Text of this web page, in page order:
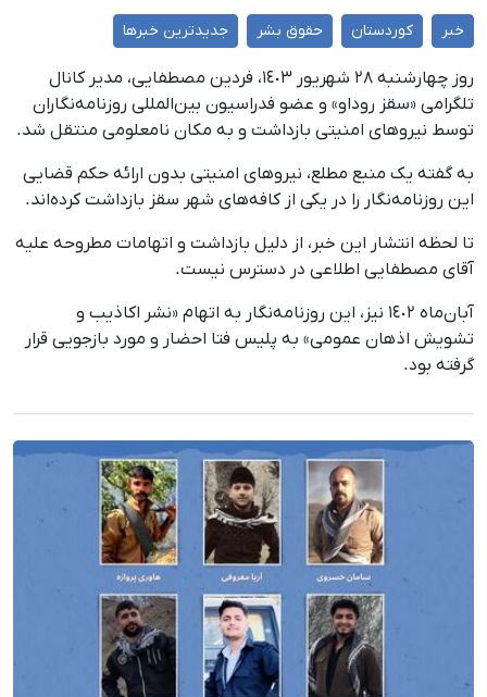
خبر کوردستان حقوق بشر جدیدترین خبرها
روز چهارشنبه ٢٨ شهریور ١٤٠٣، فردین مصطفایی، مدیر کانال
تلگرامی «سقز روداو» و عضو فدراسیون بین‌المللی روزنامه‌‌نگاران
توسط نیروهای امنیتی بازداشت و به مکان نامعلومی منتقل شد.
به گفته یک منبع مطلع، نیروهای امنیتی بدون ارائه حکم قضایی
این روزنامه‌نگار را در یکی از کافه‌های شهر سقز بازداشت کرده‌اند.
تا لحظه انتشار این خبر، از دلیل بازداشت و اتهامات مطروحه علیه
آقای مصطفایی اطلاعی در دسترس نیست.
آبان‌ماه ١٤٠٢ نیز، این روزنامه‌نگار به اتهام «نشر اکاذیب و
تشویش اذهان عمومی» به پلیس فتا احضار و مورد بازجویی قرار
گرفته بود.